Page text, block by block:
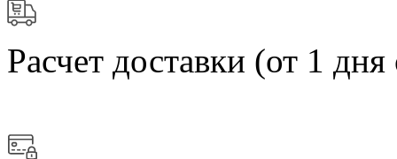
Расчет доставки (от 1 дня